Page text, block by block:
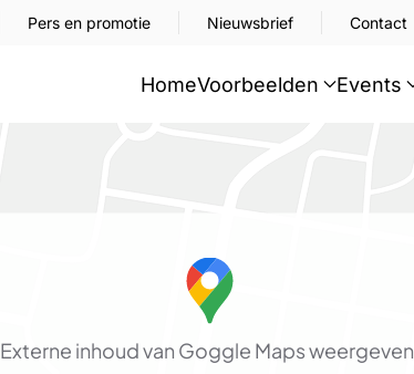
Pers en promotie Nieuwsbrief Contact
HomeVoorbeelden Events
Externe inhoud van Goggle Maps weergeven.